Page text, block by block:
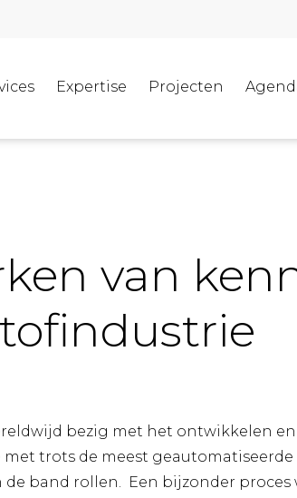
Expertise Projecten
van
bezig met het ontwikkelen
met trots de meest
de band rollen. Een bijzonder proces